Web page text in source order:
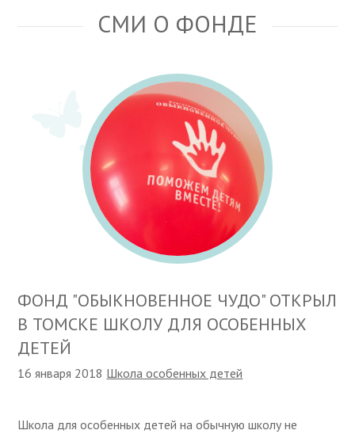
СМИ О ФОНДЕ
ФОНД "ОБЫКНОВЕННОЕ ЧУДО" ОТКРЫЛ
В ТОМСКЕ ШКОЛУ ДЛЯ ОСОБЕННЫХ
ДЕТЕЙ
16 января 2018 Школа особенных детей
Школа для особенных детей на обычную школу не